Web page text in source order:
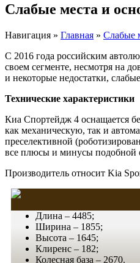
Слабые места и
Навигация » Главная » Слабые
С 2016 года российским
своем сегменте, несмотря на
и некоторые недостатки,
Технические характеристики
Киа Спортейдж 4 оснащается
как механическую, так и
преселективной
все плюсы и минусы подобной
Производитель относит Kia
Длина – 4485;
Ширина – 1855;
Высота – 1645;
Клиренс – 182;
Колесная база – 2670.